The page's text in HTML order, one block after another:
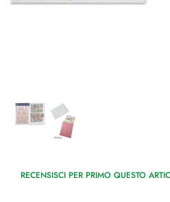
RECENSISCI PER PRIMO QUESTO